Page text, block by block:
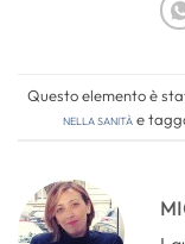
Questo elemento è
nella sanitàe